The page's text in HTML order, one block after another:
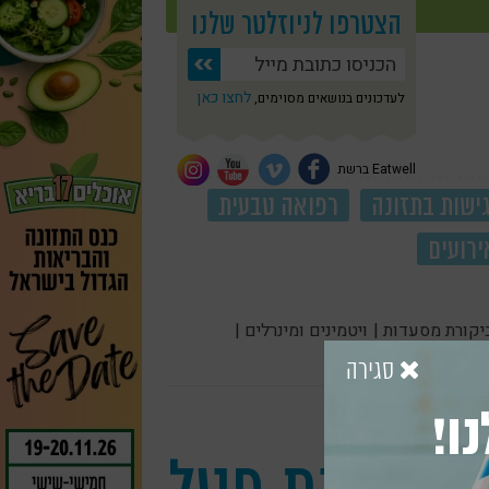
הצטרפו לניוזלטר שלנו
לעדכונים בנושאים מסוימים, לחצו כאן
Eatwell ברשת
גישות בתזונה
רפואה טבעית
מסעדות | ויטמינים ומינרלים |
סגירה